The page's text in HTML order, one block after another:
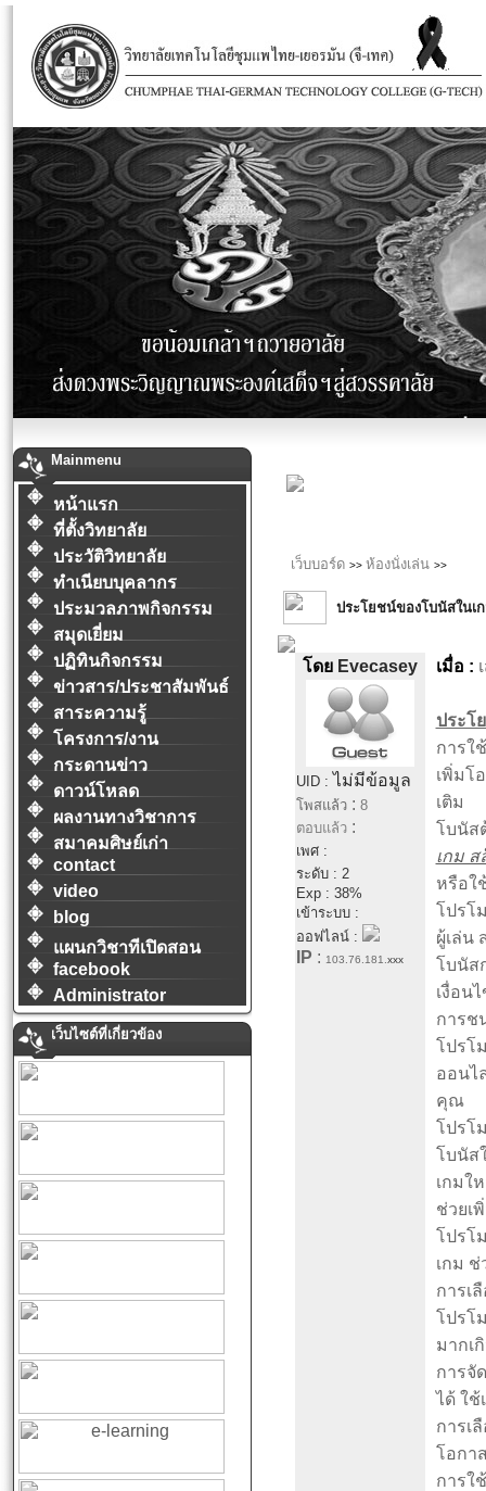
Mainmenu
หน้าแรก
ที่ตั้งวิทยาลัย
ประวัติวิทยาลัย
ทำเนียบบุคลากร
ประมวลภาพกิจกรรม
สมุดเยี่ยม
ปฏิทินกิจกรรม
ข่าวสาร/ประชาสัมพันธ์
สาระความรู้
โครงการ/งาน
กระดานข่าว
ดาวน์โหลด
ผลงานทางวิชาการ
สมาคมศิษย์เก่า
contact
video
blog
แผนกวิชาทีเปิดสอน
facebook
Administrator
เว็บไซต์ที่เกี่ยวข้อง
เว็บบอร์ด >> ห้องนั่งเล่น >>
ประโยชน์ของโบนัสในเ
โดยEvecasey
UID : ไม่มีข้อมูล
โพสแล้ว : 8
ตอบแล้ว :
เพศ :
ระดับ : 2
Exp : 38%
เข้าระบบ :
ออฟไลน์ :
IP : 103.76.181. xxx
เมื่อ :
ประโ
การใ
เพิ่มโ
เติม
โบนัส
เกม ส
หรือใ
โปรโ
ผู้เล่น
โบนัส
เงื่อน
การช
โปรโ
ออนไ
คุณ
โปรโ
โบนัส
เกมใ
ช่วยเ
โปรโ
เกม
การเ
โปรโ
มากเ
การจั
ได้ ใช้
การเ
โอกา
การใ